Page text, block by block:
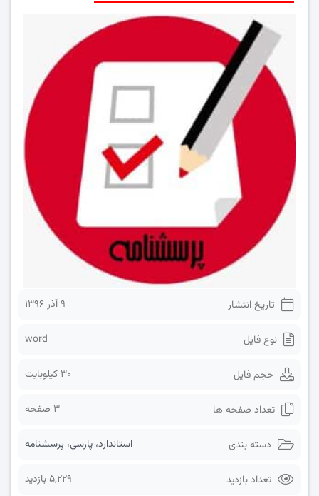
تاریخ انتشار ۹ آذر ۱۳۹۶
نوع فایل word
حجم فایل 30 کیلوبایت
تعداد صفحه ها 3 صفحه
دسته بندی استاندارد، پارسی، پرسشنامه
تعداد بازدید 5,229 بازدید